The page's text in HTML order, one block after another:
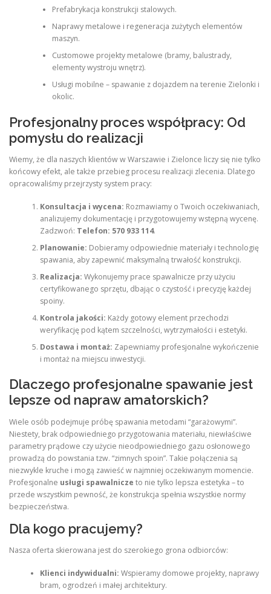
Prefabrykacja konstrukcji stalowych.
Naprawy metalowe i regeneracja zużytych elementów
maszyn.
Customowe projekty metalowe (bramy, balustrady,
elementy wystroju wnętrz).
Usługi mobilne – spawanie z dojazdem na terenie Zielonki i
okolic.
Profesjonalny proces współpracy: Od
pomysłu do realizacji
Wiemy, że dla naszych klientów w Warszawie i Zielonce liczy się nie tylko
końcowy efekt, ale także przebieg procesu realizacji zlecenia. Dlatego
opracowaliśmy przejrzysty system pracy:
Konsultacja i wycena: Rozmawiamy o Twoich oczekiwaniach,
analizujemy dokumentację i przygotowujemy wstępną wycenę.
Zadzwoń: Telefon: 570 933 114.
Planowanie: Dobieramy odpowiednie materiały i technologię
spawania, aby zapewnić maksymalną trwałość konstrukcji.
Realizacja: Wykonujemy prace spawalnicze przy użyciu
certyfikowanego sprzętu, dbając o czystość i precyzję każdej
spoiny.
Kontrola jakości: Każdy gotowy element przechodzi
weryfikację pod kątem szczelności, wytrzymałości i estetyki.
Dostawa i montaż: Zapewniamy profesjonalne wykończenie
i montaż na miejscu inwestycji.
Dlaczego profesjonalne spawanie jest
lepsze od napraw amatorskich?
Wiele osób podejmuje próbę spawania metodami “garażowymi”.
Niestety, brak odpowiedniego przygotowania materiału, niewłaściwe
parametry prądowe czy użycie nieodpowiedniego gazu osłonowego
prowadzą do powstania tzw. “zimnych spoin”. Takie połączenia są
niezwykle kruche i mogą zawieść w najmniej oczekiwanym momencie.
Profesjonalne usługi spawalnicze to nie tylko lepsza estetyka – to
przede wszystkim pewność, że konstrukcja spełnia wszystkie normy
bezpieczeństwa.
Dla kogo pracujemy?
Nasza oferta skierowana jest do szerokiego grona odbiorców:
Klienci indywidualni: Wspieramy domowe projekty, naprawy
bram, ogrodzeń i małej architektury.